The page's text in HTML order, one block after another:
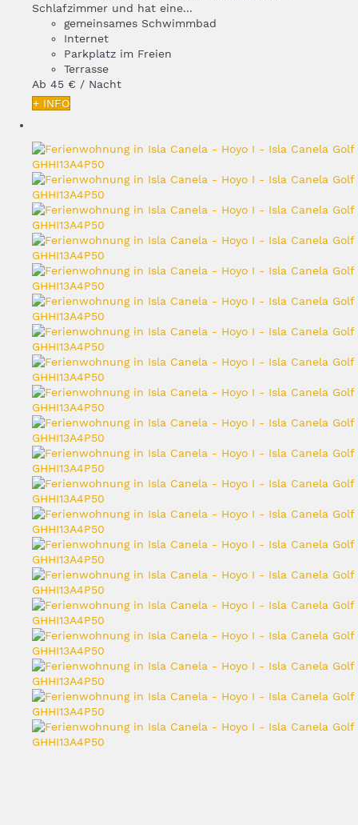
Schlafzimmer und hat eine...
gemeinsames Schwimmbad
Internet
Parkplatz im Freien
Terrasse
Ab 45 € / Nacht
+ INFO